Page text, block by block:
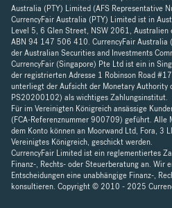
Australia (PTY) Limited (AFS Representative
CurrencyFair Australia (PTY) Limited ist in
Level 5, 6 Glen Street, NSW 2061,
ABN 94 147 506 410. CurrencyFair Australia
der Australian Securities and Investments
CurrencyFair (Singapore) Pte Ltd ist ein in
der registrierten Adresse 1 Robinson Road
unterliegt der Aufsicht der Monetary Authority
PS20200102) als wichtiges Zahlungsinstitut.
Für im Vereinigten Königreich ansässige
(FCA-Referenznummer 900709) geführt. Alle
dem Konto können an Moorwand Ltd, Fora, 3
Vereinigtes Königreich, geschickt werden.
CurrencyFair Limited ist ein reglementiertes
Finanz-, Rechts- oder Steuerberatung an. Wir
Entscheidungen eine unabhängige Finanz-,
konsultieren. Copyright © 2010 - 2025